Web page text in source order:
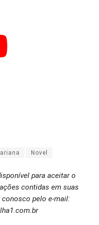
Novel
para aceitar o
contidas em suas
pelo e-mail: